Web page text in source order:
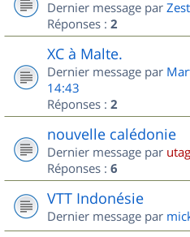
Dernier message par
Réponses : 2
XC à Malte.
Dernier message par
14:43
Réponses : 2
nouvelle calédonie
Dernier message par
Réponses : 6
VTT Indonésie
Dernier message par